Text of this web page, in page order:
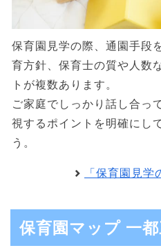
保育園見学の際、通園手段
育方針、保育士の質や人数
トが複数あります。
ご家庭でしっかり話し合っ
視するポイントを明確にし
う。
「保育園見
保育園マップ 一